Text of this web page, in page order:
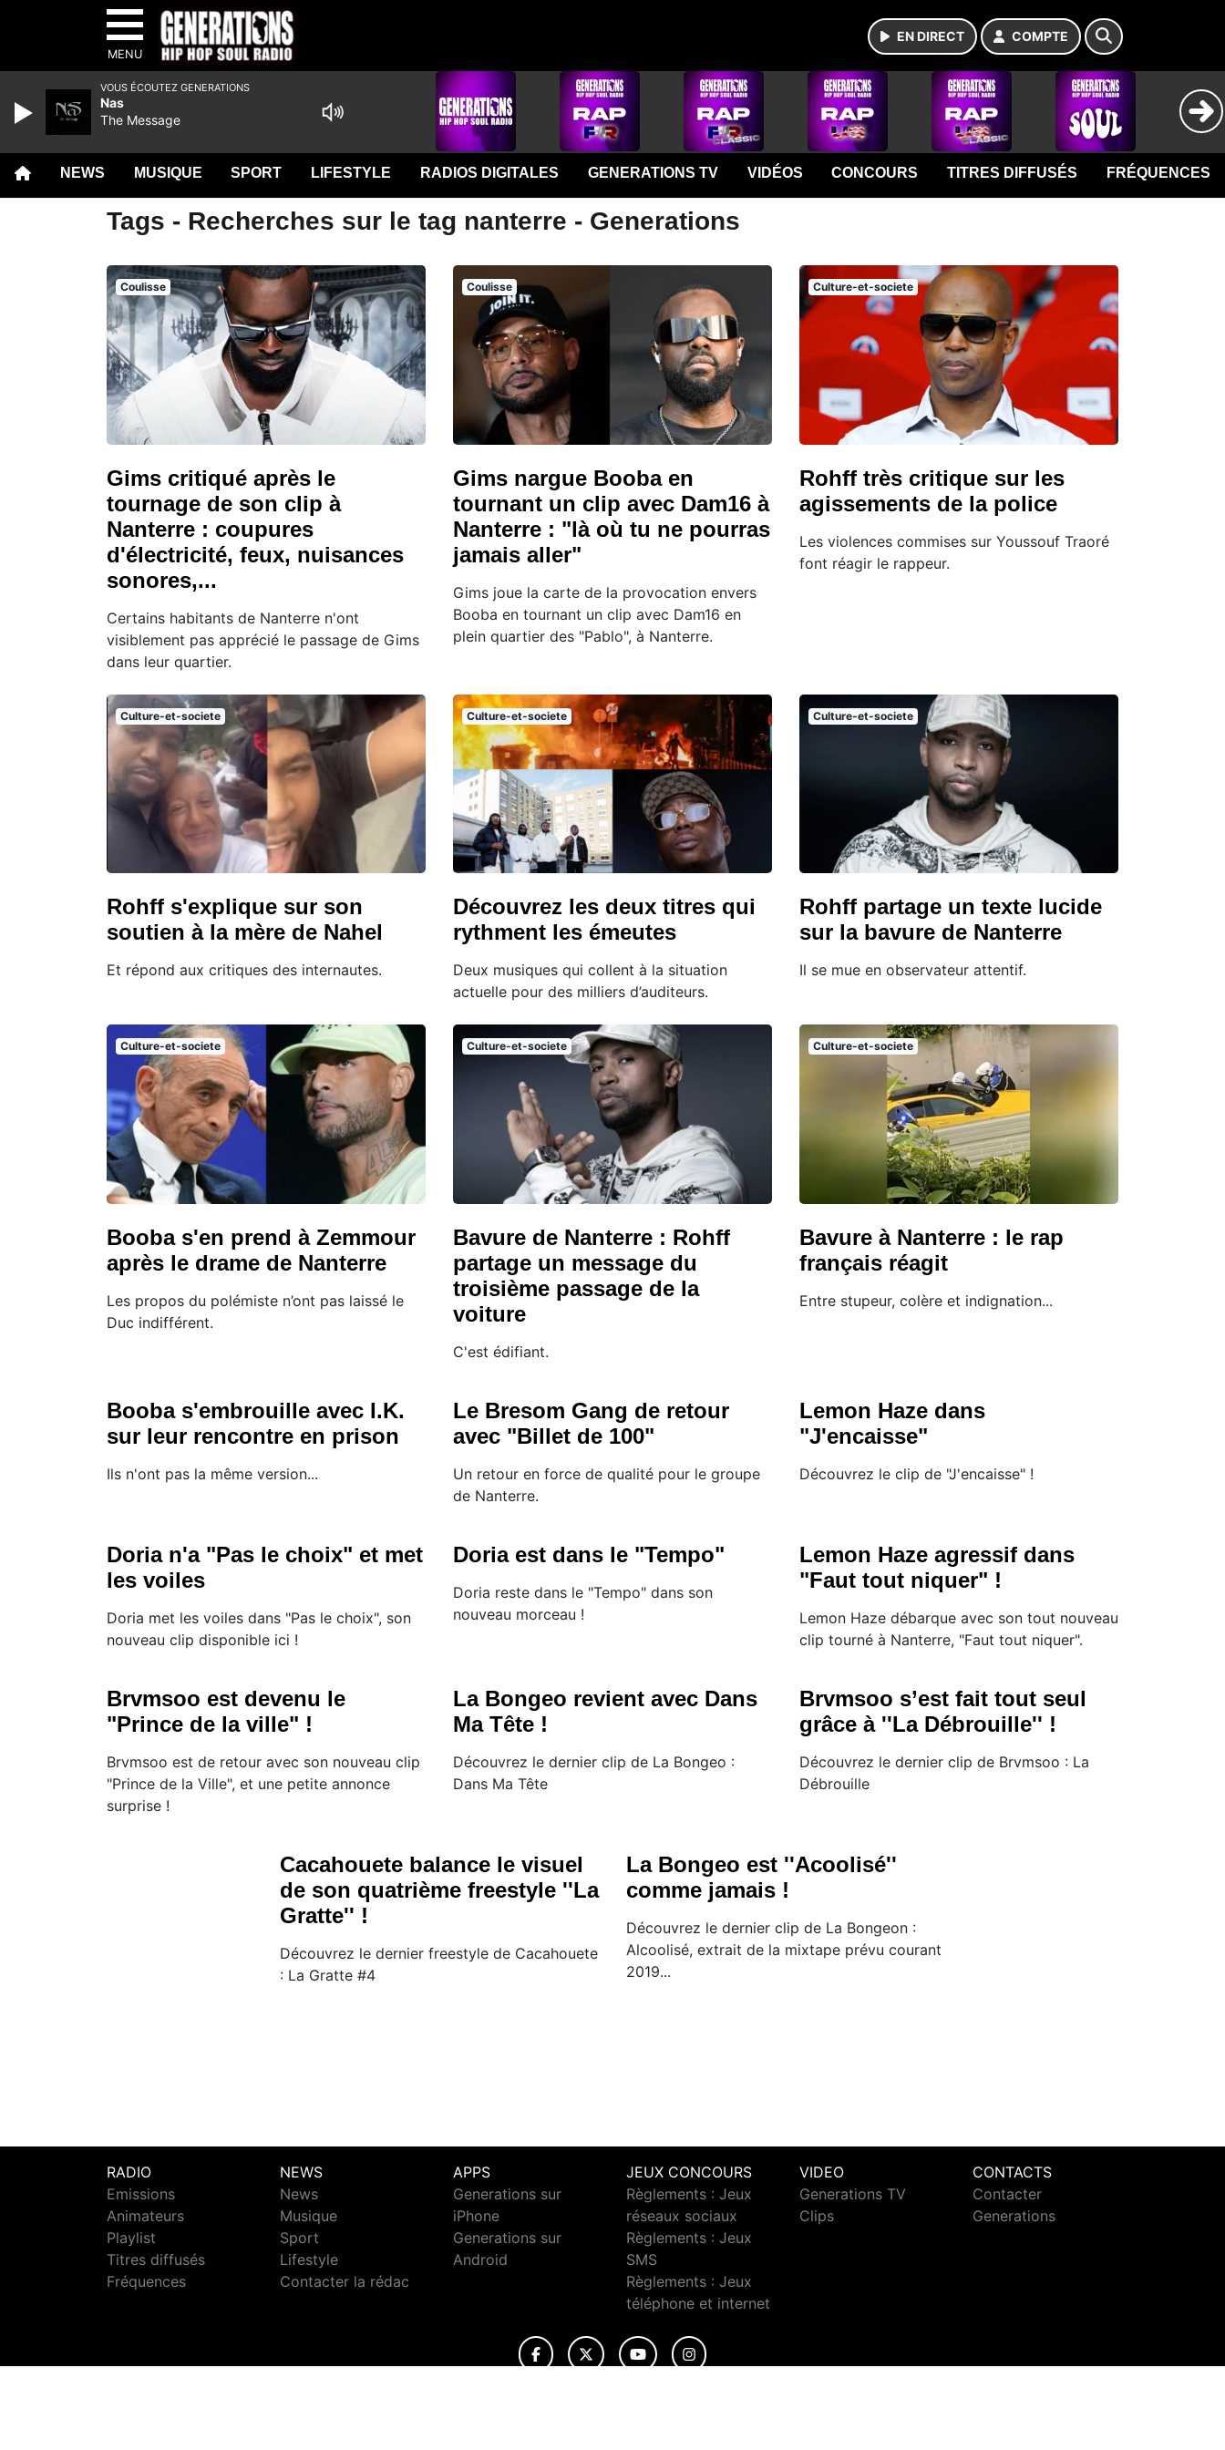
MENU
EN DIRECT COMPTE
NEWS MUSIQUE SPORT LIFESTYLE RADIOS DIGITALES GENERATIONS TV VIDÉOS CONCOURS TITRES DIFFUSÉS FRÉQUENCES
Tags - Recherches sur le tag nanterre - Generations
Coulisse
Gims critiqué après le
tournage de son clip à
Nanterre : coupures
d'électricité, feux, nuisances
sonores,...
Certains habitants de Nanterre n'ont
visiblement pas apprécié le passage de Gims
dans leur quartier.
Coulisse
Gims nargue Booba en
tournant un clip avec Dam16 à
Nanterre : "là où tu ne pourras
jamais aller"
Gims joue la carte de la provocation envers
Booba en tournant un clip avec Dam16 en
plein quartier des "Pablo", à Nanterre.
Culture-et-societe
Rohff très critique sur les
agissements de la police
Les violences commises sur Youssouf Traoré
font réagir le rappeur.
Culture-et-societe
Rohff s'explique sur son
soutien à la mère de Nahel
Et répond aux critiques des internautes.
Culture-et-societe
Découvrez les deux titres qui
rythment les émeutes
Deux musiques qui collent à la situation
actuelle pour des milliers d’auditeurs.
Culture-et-societe
Rohff partage un texte lucide
sur la bavure de Nanterre
Il se mue en observateur attentif.
Culture-et-societe
Booba s'en prend à Zemmour
après le drame de Nanterre
Les propos du polémiste n’ont pas laissé le
Duc indifférent.
Culture-et-societe
Bavure de Nanterre : Rohff
partage un message du
troisième passage de la
voiture
C'est édifiant.
Culture-et-societe
Bavure à Nanterre : le rap
français réagit
Entre stupeur, colère et indignation...
Booba s'embrouille avec I.K.
sur leur rencontre en prison
Ils n'ont pas la même version...
Le Bresom Gang de retour
avec "Billet de 100"
Un retour en force de qualité pour le groupe
de Nanterre.
Lemon Haze dans
"J'encaisse"
Découvrez le clip de "J'encaisse" !
Doria n'a "Pas le choix" et met
les voiles
Doria met les voiles dans "Pas le choix", son
nouveau clip disponible ici !
Doria est dans le "Tempo"
Doria reste dans le "Tempo" dans son
nouveau morceau !
Lemon Haze agressif dans
"Faut tout niquer" !
Lemon Haze débarque avec son tout nouveau
clip tourné à Nanterre, "Faut tout niquer".
Brvmsoo est devenu le
"Prince de la ville" !
Brvmsoo est de retour avec son nouveau clip
"Prince de la Ville", et une petite annonce
surprise !
La Bongeo revient avec Dans
Ma Tête !
Découvrez le dernier clip de La Bongeo :
Dans Ma Tête
Brvmsoo s’est fait tout seul
grâce à ''La Débrouille'' !
Découvrez le dernier clip de Brvmsoo : La
Débrouille
Cacahouete balance le visuel
de son quatrième freestyle ''La
Gratte'' !
Découvrez le dernier freestyle de Cacahouete
: La Gratte #4
La Bongeo est ''Acoolisé''
comme jamais !
Découvrez le dernier clip de La Bongeon :
Alcoolisé, extrait de la mixtape prévu courant
2019...
RADIO
Emissions
Animateurs
Playlist
Titres diffusés
Fréquences
NEWS
News
Musique
Sport
Lifestyle
Contacter la rédac
APPS
Generations sur
iPhone
Generations sur
Android
JEUX CONCOURS
Règlements : Jeux
réseaux sociaux
Règlements : Jeux
SMS
Règlements : Jeux
téléphone et internet
VIDEO
Generations TV
Clips
CONTACTS
Contacter
Generations
VOUS ÉCOUTEZ GENERATIONS
Nas
The Message